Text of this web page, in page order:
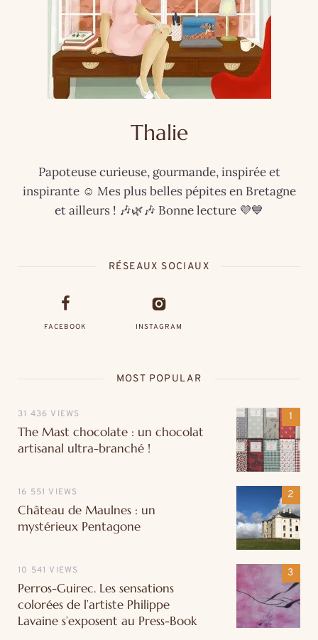
Thalie
Papoteuse curieuse, gourmande, inspirée et
inspirante ☺️ Mes plus belles pépites en Bretagne
et ailleurs ! 🎶🌿🎶 Bonne lecture 💜💙
RÉSEAUX SOCIAUX
FACEBOOK INSTAGRAM
MOST POPULAR
31 436 VIEWS
The Mast chocolate : un chocolat
artisanal ultra-branché !
16 551 VIEWS
Château de Maulnes : un
mystérieux Pentagone
10 541 VIEWS
Perros-Guirec. Les sensations
colorées de l’artiste Philippe
Lavaine s’exposent au Press-Book